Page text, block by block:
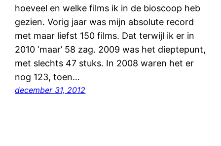
hoeveel en welke films ik in de bioscoop heb
gezien. Vorig jaar was mijn absolute record
met maar liefst 150 films. Dat terwijl ik er in
2010 ‘maar’ 58 zag. 2009 was het dieptepunt,
met slechts 47 stuks. In 2008 waren het er
nog 123, toen…
december 31, 2012